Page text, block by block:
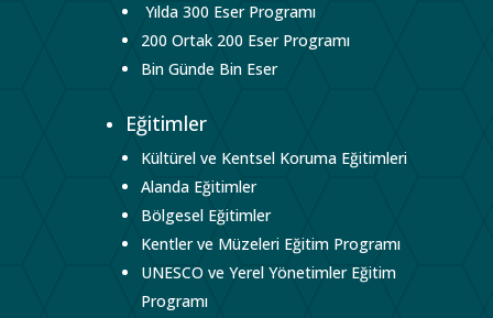
Yılda 300 Eser Programı
200 Ortak 200 Eser Programı
Bin Günde Bin Eser
Eğitimler
Kültürel ve Kentsel Koruma Eğitimleri
Alanda Eğitimler
Bölgesel Eğitimler
Kentler ve Müzeleri Eğitim Programı
UNESCO ve Yerel Yönetimler Eğitim
Programı